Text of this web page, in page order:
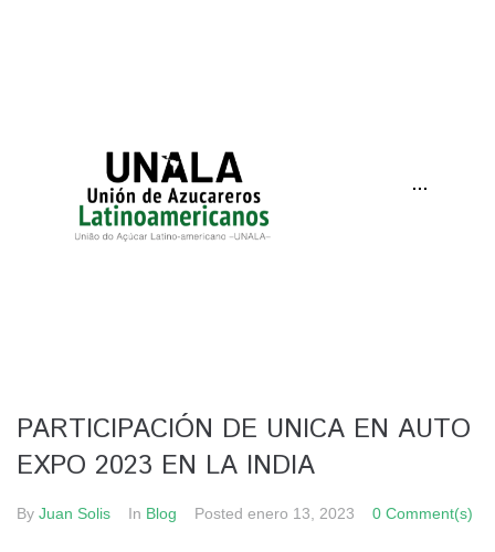
···
PARTICIPACIÓN DE UNICA EN AUTO
EXPO 2023 EN LA INDIA
By Juan Solis In Blog Posted enero 13, 2023 0 Comment(s)